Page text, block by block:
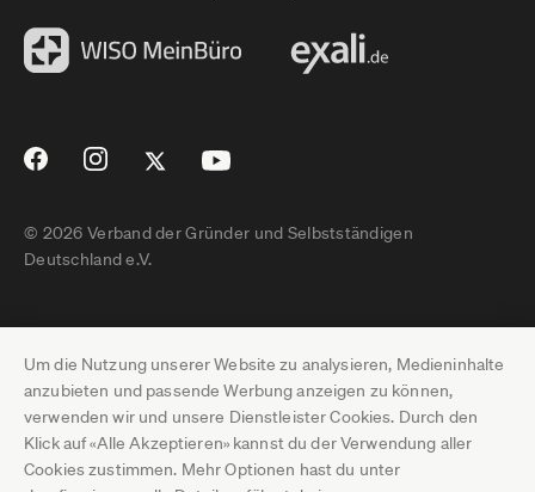
Um die Nutzung unserer Website zu analysieren, Medieninhalte
anzubieten und passende Werbung anzeigen zu können,
verwenden wir und unsere Dienstleister Cookies. Durch den
Klick auf «Alle Akzeptieren» kannst du der Verwendung aller
Cookies zustimmen. Mehr Optionen hast du unter
© 2026 Verband der Gründer und Selbstständigen
Deutschland e.V.
Impressum
Datenschutz
Pressebereich